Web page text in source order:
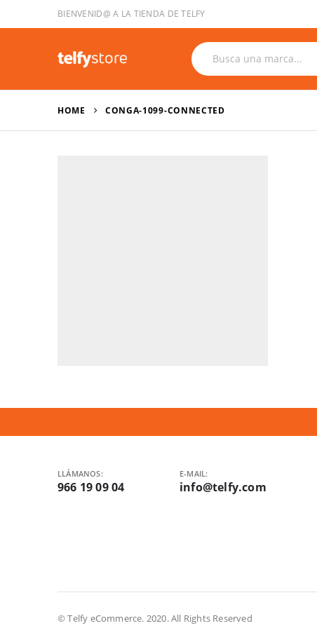
BIENVENID@ A LA TIENDA DE TELFY
HOME CONGA-1099-CONNECTED
LLÁMANOS:
966 19 09 04
E-MAIL:
info@telfy.com
© Telfy eCommerce. 2020. All Rights Reserved